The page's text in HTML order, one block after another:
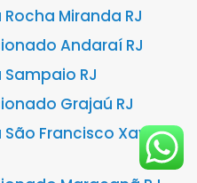
Miranda RJ
Andaraí RJ
RJ
Grajaú RJ
Francisco Xavier